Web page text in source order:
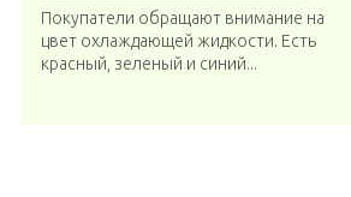
Покупатели обращают внимание на
цвет охлаждающей жидкости. Есть
красный, зеленый и синий...